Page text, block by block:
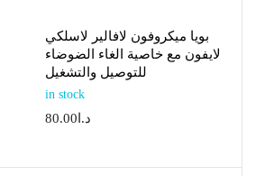
بويا ميكروفون لافالير لاسلكي
لايفون مع خاصية الغاء الضوضاء
للتوصيل والتشغيل
in stock
د.ا 80.00